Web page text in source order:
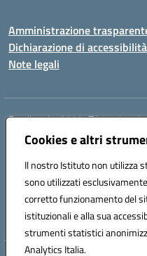
Cookies e altri
Il nostro Istituto non utilizza
sono utilizzati
corretto funzionamento del
istituzionali e alla sua
strumenti statistici
Analytics Italia.
Amministrazione
Dichiarazione di accessibilità
Note legali
Email:rmis12800r@istruzione.it
Via E.Q. Visconti, 13 00193
Telefono: 06121124725 Fax:
Codice univoco ufficio: UFSRLT
Codice meccanografico:
Codice fiscale: 80210770584